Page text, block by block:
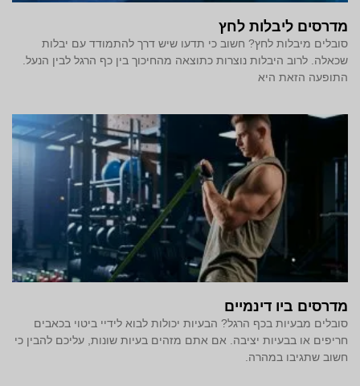
מדרסים ליבלות לחץ
סובלים מיבלות לחץ? חשוב כי תדעו שיש דרך להתמודד עם יבלות
שכאלה. לרוב היבלות נוצרות כתוצאה מהחיכוך בין כף הרגל לבין הנעל.
התופעה הזאת היא
מדרסים ביו דינמיים
סובלים מבעיות בכף הרגל? הבעיות יכולות לבוא לידיי ביטוי בכאבים
חריפים או בבעיות יציבה. אם אתם מזהים בעיות שונות, עליכם להבין כי
חשוב שתגיבו במהרה.